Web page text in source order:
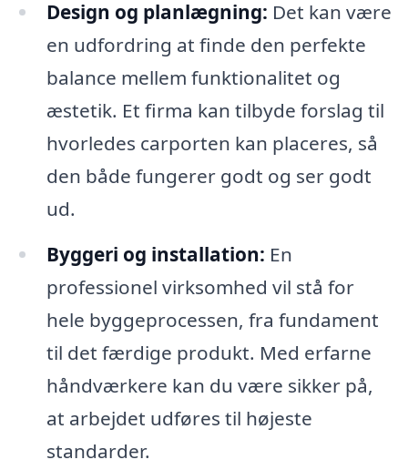
Design og planlægning: Det kan være
en udfordring at finde den perfekte
balance mellem funktionalitet og
æstetik. Et firma kan tilbyde forslag til
hvorledes carporten kan placeres, så
den både fungerer godt og ser godt
ud.
Byggeri og installation: En
professionel virksomhed vil stå for
hele byggeprocessen, fra fundament
til det færdige produkt. Med erfarne
håndværkere kan du være sikker på,
at arbejdet udføres til højeste
standarder.